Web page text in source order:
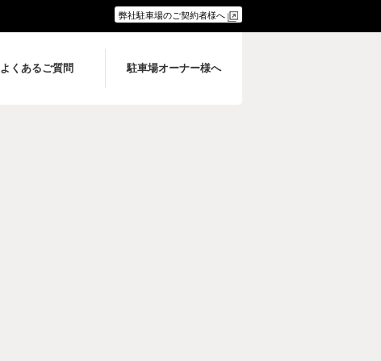
弊社駐車場のご契約者様へ
よくあるご質問 駐車場オーナー様へ